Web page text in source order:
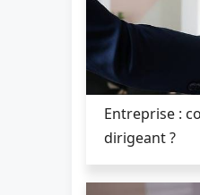
Entreprise :
dirigeant ?